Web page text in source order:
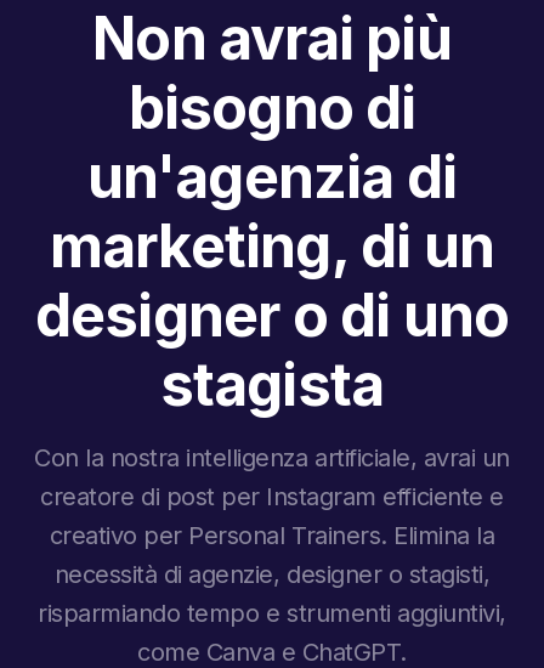
Non avrai più
bisogno di
un'agenzia di
marketing, di un
designer o di uno
stagista
Con la nostra intelligenza artificiale, avrai un
creatore di post per Instagram efficiente e
creativo per Personal Trainers. Elimina la
necessità di agenzie, designer o stagisti,
risparmiando tempo e strumenti aggiuntivi,
come Canva e ChatGPT.